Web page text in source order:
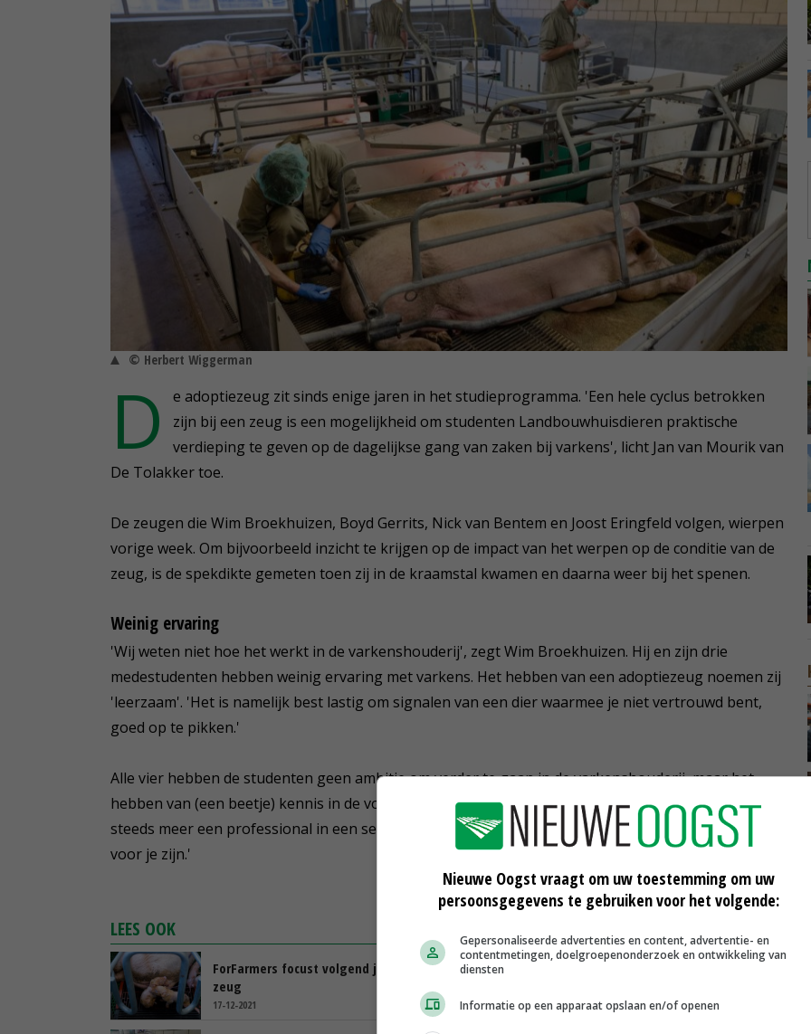
© Herbert Wiggerman
D
e adoptiezeug zit sinds enige jaren in het studieprogramma. 'Een hele cyclus betrokken
zijn bij een zeug is een mogelijkheid om studenten Landbouwhuisdieren praktische
verdieping te geven op de dagelijkse gang van zaken bij varkens', licht Jan van Mourik van
De Tolakker toe.
De zeugen die Wim Broekhuizen, Boyd Gerrits, Nick van Bentem en Joost Eringfeld volgen, wierpen
vorige week. Om bijvoorbeeld inzicht te krijgen op de impact van het werpen op de conditie van de
zeug, is de spekdikte gemeten toen zij in de kraamstal kwamen en daarna weer bij het spenen.
Weinig ervaring
'Wij weten niet hoe het werkt in de varkenshouderij', zegt Wim Broekhuizen. Hij en zijn drie
medestudenten hebben weinig ervaring met varkens. Het hebben van een adoptiezeug noemen zij
'leerzaam'. 'Het is namelijk best lastig om signalen van een dier waarmee je niet vertrouwd bent,
goed op te pikken.'
Alle vier hebben de studenten geen ambitie om verder te gaan in de varkenshouderij, maar het
hebben van (een beetje) kennis in de volle breedte vinden zij belangrijk. 'Een dierenarts wordt
steeds meer een professional in een sector, maar het kan niet zo zijn dat andere sectoren vreemd
voor je zijn.'
LEES OOK
ForFarmers focust volgend jaar op de
zeug
17-12-2021
Ten Have heeft Beter Leven-sterren
17-12-2021
Nieuwe Oogst vraagt om uw toestemming om uw
persoonsgegevens te gebruiken voor het volgende:
Gepersonaliseerde advertenties en content, advertentie- en
contentmetingen, doelgroepenonderzoek en ontwikkeling van
diensten
Informatie op een apparaat opslaan en/of openen